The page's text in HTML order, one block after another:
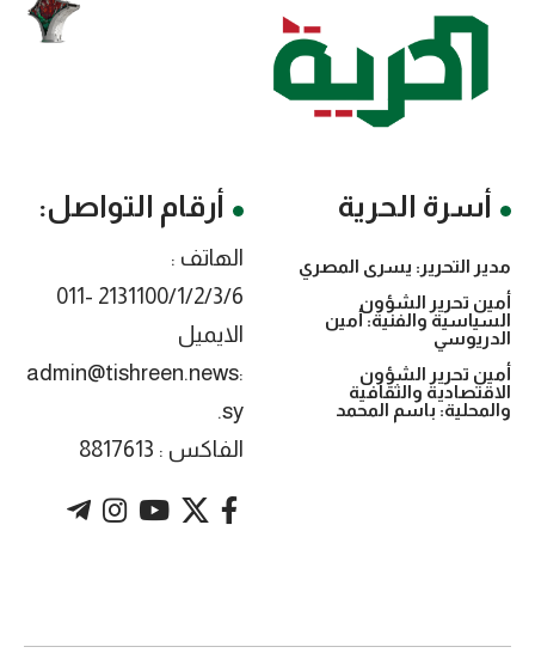
أسرة الحرية
مدير التحرير: يسرى المصري
أمين تحرير الشؤون
السياسية والفنية: أمين
الدريوسي
أمين تحرير الشؤون
الاقتصادية والثقافية
والمحلية: باسم المحمد
أرقام التواصل:
الهاتف :
2131100/1/2/3/6 -011
الايميل
:admin@tishreen.news
.sy
الفاكس : 8817613